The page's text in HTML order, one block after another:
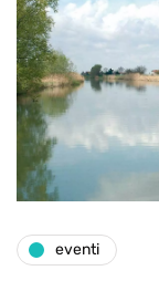
eventi